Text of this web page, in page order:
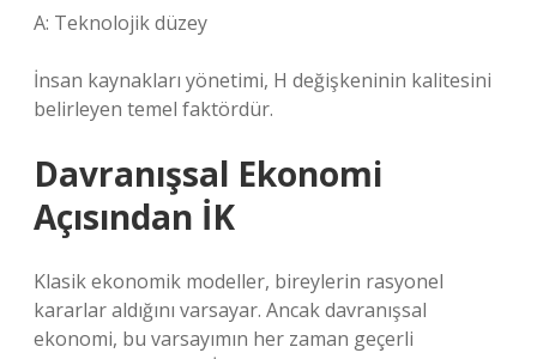
A: Teknolojik düzey
İnsan kaynakları yönetimi, H değişkeninin kalitesini
belirleyen temel faktördür.
Davranışsal Ekonomi
Açısından İK
Klasik ekonomik modeller, bireylerin rasyonel
kararlar aldığını varsayar. Ancak davranışsal
ekonomi, bu varsayımın her zaman geçerli